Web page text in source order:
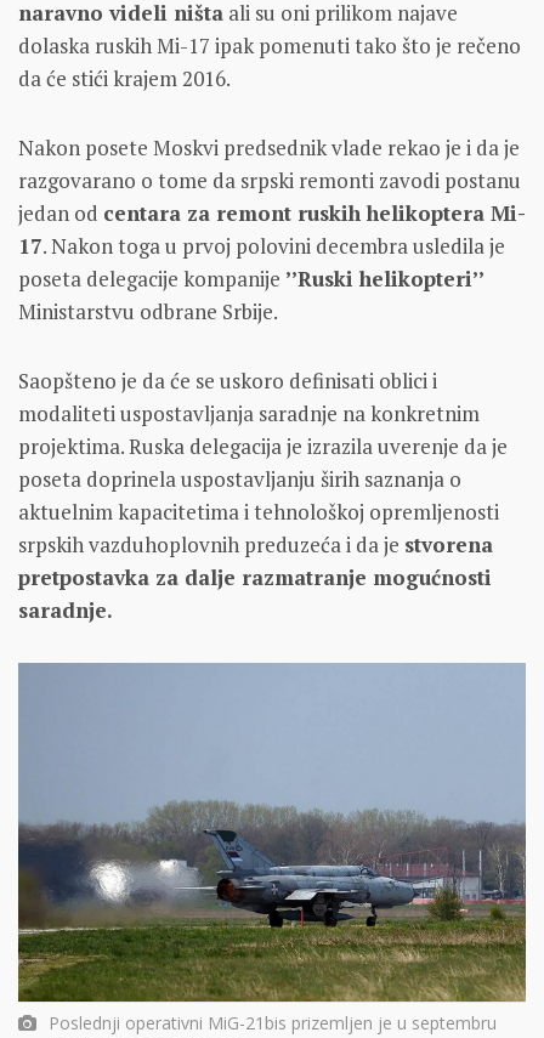
naravno videli ništa ali su oni prilikom najave
dolaska ruskih Mi-17 ipak pomenuti tako što je rečeno
da će stići krajem 2016.
Nakon posete Moskvi predsednik vlade rekao je i da je
razgovarano o tome da srpski remonti zavodi postanu
jedan od centara za remont ruskih helikoptera Mi-
17. Nakon toga u prvoj polovini decembra usledila je
poseta delegacije kompanije ’’Ruski helikopteri’’
Ministarstvu odbrane Srbije.
Saopšteno je da će se uskoro definisati oblici i
modaliteti uspostavljanja saradnje na konkretnim
projektima. Ruska delegаcija je izrazila uverenje dа je
posetа doprinelа uspostаvljаnju širih sаznаnjа o
аktuelnim kаpаcitetimа i tehnološkoj opremljenosti
srpskih vаzduhoplovnih preduzećа i da je stvorenа
pretpostаvkа zа dаlje rаzmаtrаnje mogućnosti
sаrаdnje.
Poslednji operativni MiG-21bis prizemljen je u septembru